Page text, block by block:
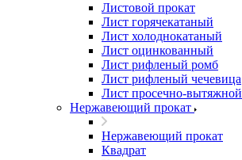
Листовой прокат
Лист горячекатаный
Лист холоднокатаный
Лист оцинкованный
Лист рифленый ромб
Лист рифленый чечевица
Лист просечно-вытяжной
Нержавеющий прокат
Нержавеющий прокат
Квадрат